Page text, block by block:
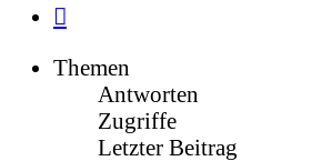
Themen
Antworten
Zugriffe
Letzter Beitrag